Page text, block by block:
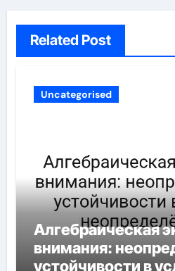
Related Post
Uncategorised
Алгебраическая
внимания:
устойчивости в